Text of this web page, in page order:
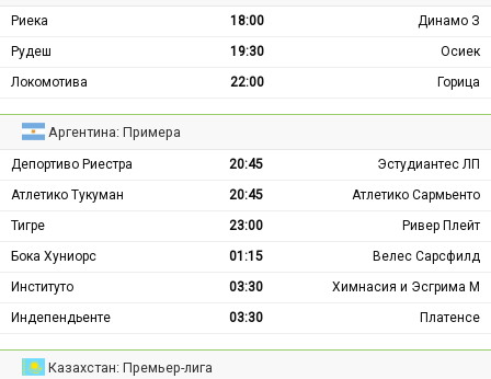
Риека 18:00
Динамо З
Рудеш
19:30
Осиек
Локомотива
22:00 Горица
Аргентина: Примера
Депортиво Риестра 20:45
Эстудиантес ЛП
Атлетико Тукуман
20:45
Атлетико Сармьенто
Тигре
23:00
Ривер Плейт
Бока Хуниорс
01:15
Велес Сарсфилд
Институто
03:30
Химнасия и Эсгрима М
Индепендьенте
03:30 Платенсе
Казахстан: Премьер-лига